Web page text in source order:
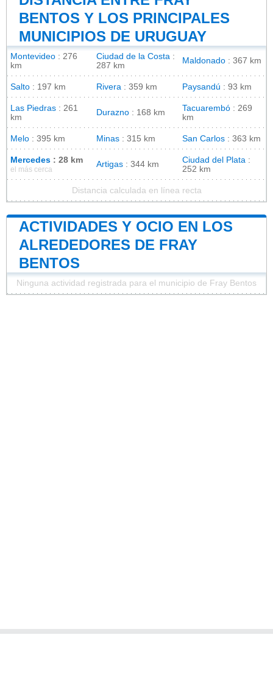
BENTOS Y LOS PRINCIPALES
MUNICIPIOS DE URUGUAY
Montevideo : 276
km
Ciudad de la Costa :
287 km
Maldonado : 367 km
Salto : 197 km Rivera : 359 km Paysandú : 93 km
Las Piedras : 261
km
Durazno : 168 km Tacuarembó : 269
km
Melo : 395 km Minas : 315 km San Carlos : 363 km
Mercedes : 28 km
el más cerca
Artigas : 344 km Ciudad del Plata :
252 km
Distancia calculada en línea recta
ACTIVIDADES Y OCIO EN LOS
ALREDEDORES DE FRAY
BENTOS
Ninguna actividad registrada para el municipio de Fray Bentos